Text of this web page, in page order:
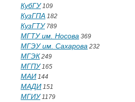
КубГУ109
КузГПА 182
КузГТУ789
МГТУ им. Носова 369
МГЭУ им. Сахарова 232
МГЭК 249
МГПУ165
МАИ 144
МАДИ 151
МГИУ1179